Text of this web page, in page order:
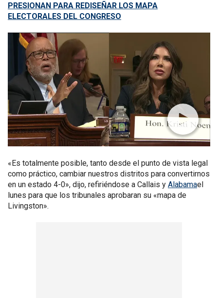
PRESIONAN PARA REDISEÑAR LOS MAPA
ELECTORALES DEL CONGRESO
«Es totalmente posible, tanto desde el punto de vista legal
como práctico, cambiar nuestros distritos para convertirnos
en un estado 4-0», dijo, refiriéndose a Callais y Alabamael
lunes para que los tribunales aprobaran su «mapa de
Livingston».